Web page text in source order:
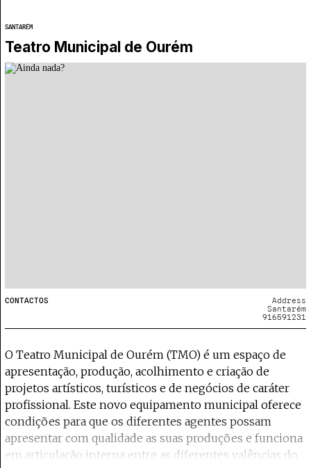
SANTARÉM
Teatro Municipal de Ourém
CONTACTOS
Address
Santarém
916591231
O Teatro Municipal de Ourém (TMO) é um espaço de
apresentação, produção, acolhimento e criação de
projetos artísticos, turísticos e de negócios de caráter
profissional. Este novo equipamento municipal oferece
condições para que os diferentes agentes possam
apresentar com qualidade as suas produções e funciona
em articulação interna entre as diferentes valências do